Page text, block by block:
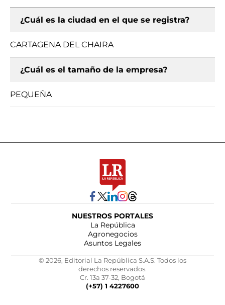
¿Cuál es la ciudad en el que se registra?
CARTAGENA DEL CHAIRA
¿Cuál es el tamaño de la empresa?
PEQUEÑA
NUESTROS PORTALES
La República
Agronegocios
Asuntos Legales
© 2026, Editorial La República S.A.S. Todos los
derechos reservados.
Cr. 13a 37-32, Bogotá
(+57) 1 4227600